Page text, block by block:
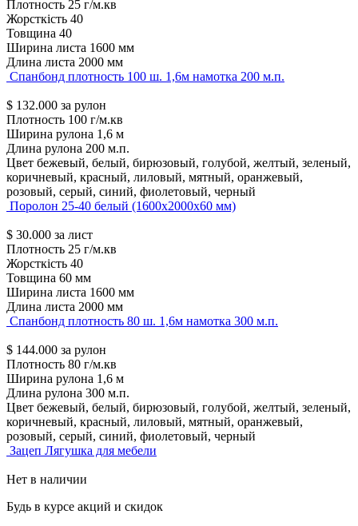
Плотность 25 г/м.кв
Жорсткість 40
Товщина 40
Ширина листа 1600 мм
Длина листа 2000 мм
Спанбонд плотность 100 ш. 1,6м намотка 200 м.п.
$ 132.000 за рулон
Плотность 100 г/м.кв
Ширина рулона 1,6 м
Длина рулона 200 м.п.
Цвет бежевый, белый, бирюзовый, голубой, желтый, зеленый,
коричневый, красный, лиловый, мятный, оранжевый,
розовый, серый, синий, фиолетовый, черный
Поролон 25-40 белый (1600х2000х60 мм)
$ 30.000 за лист
Плотность 25 г/м.кв
Жорсткість 40
Товщина 60 мм
Ширина листа 1600 мм
Длина листа 2000 мм
Спанбонд плотность 80 ш. 1,6м намотка 300 м.п.
$ 144.000 за рулон
Плотность 80 г/м.кв
Ширина рулона 1,6 м
Длина рулона 300 м.п.
Цвет бежевый, белый, бирюзовый, голубой, желтый, зеленый,
коричневый, красный, лиловый, мятный, оранжевый,
розовый, серый, синий, фиолетовый, черный
Зацеп Лягушка для мебели
Нет в наличии
Будь в курсе акций и скидок